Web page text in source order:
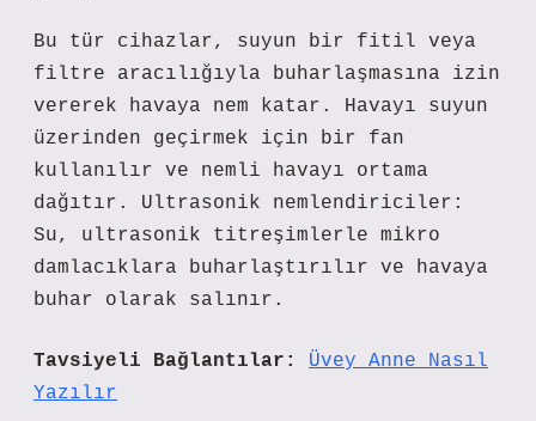
Bu tür cihazlar, suyun bir fitil veya
filtre aracılığıyla buharlaşmasına izin
vererek havaya nem katar. Havayı suyun
üzerinden geçirmek için bir fan
kullanılır ve nemli havayı ortama
dağıtır. Ultrasonik nemlendiriciler:
Su, ultrasonik titreşimlerle mikro
damlacıklara buharlaştırılır ve havaya
buhar olarak salınır.
Tavsiyeli Bağlantılar:
Üvey Anne Nasıl
Yazılır